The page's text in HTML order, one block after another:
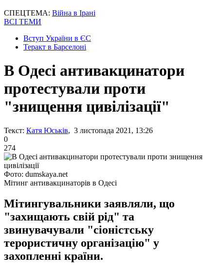
СПЕЦТЕМА: Війна в Ірані
ВСІ ТЕМИ
Вступ України в ЄС
Теракт в Барселоні
В Одесі антивакцинатори
протестували проти
"знищення цивілізації"
Текст: Катя Юськів, 3 листопада 2021, 13:26
0
274
Фото: dumskaya.net
Мітинг антивакцинаторів в Одесі
Мітингувальники заявляли, що
"захищають свій рід" та
звинувачували "сіоністську
терористичну організацію" у
захопленні країни.